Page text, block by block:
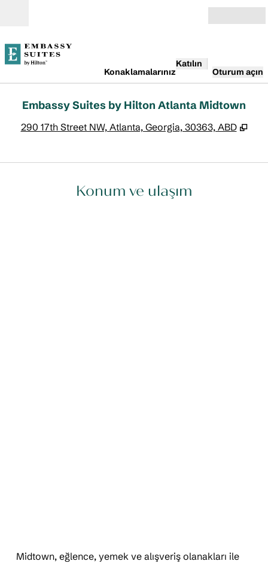
Konaklamalarınız
Katılın
Oturum açın
Embassy Suites by Hilton Atlanta Midtown
290 17th Street NW, Atlanta, Georgia, 30363, ABD ,
Konum ve ulaşım
Midtown, eğlence, yemek ve alışveriş olanakları ile